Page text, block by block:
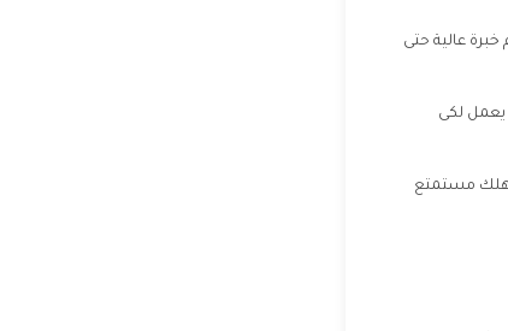
عالية حتى
يعمل لكى
مستمتع